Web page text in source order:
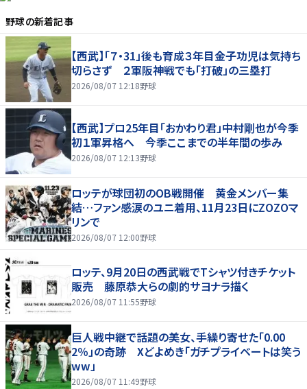
野球の新着記事
【西武】「７・31」後も育成３年目金子功児は気持ち
切らさず ２軍阪神戦でも「打破」の三塁打
2026/08/07 12:18野球
【西武】プロ25年目「おかわり君」中村剛也が今季
初１軍昇格へ 今季ここまでの半年間の歩み
2026/08/07 12:13野球
ロッテが球団初のOB戦開催 黄金メンバー集
結…ファン感涙のユニ着用、11月23日にZOZOマ
リンで
2026/08/07 12:00野球
ロッテ、9月20日の西武戦でTシャツ付きチケット
販売 藤原恭大らの劇的サヨナラ描く
2026/08/07 11:55野球
巨人戦中継で話題の美女、手繰り寄せた「0.00
2％」の奇跡 Xどよめき「ガチプライベートは笑う
ww」
2026/08/07 11:49野球